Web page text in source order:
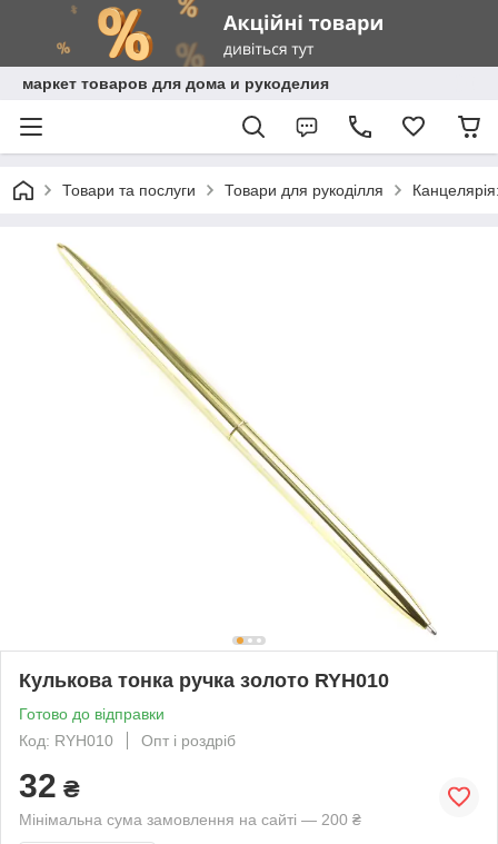
маркет товаров для дома и рукоделия
Товари та послуги Товари для рукоділля
Кулькова тонка ручка золото RYH010
Готово до відправки
Код: RYH010
Опт і роздріб
32 ₴
Мінімальна сума замовлення на сайті — 200 ₴